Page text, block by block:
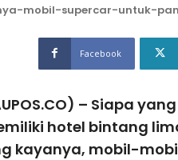
mobil-supercar-untuk-
Facebook
– Siapa
hotel bintang
kayanya, mobil-